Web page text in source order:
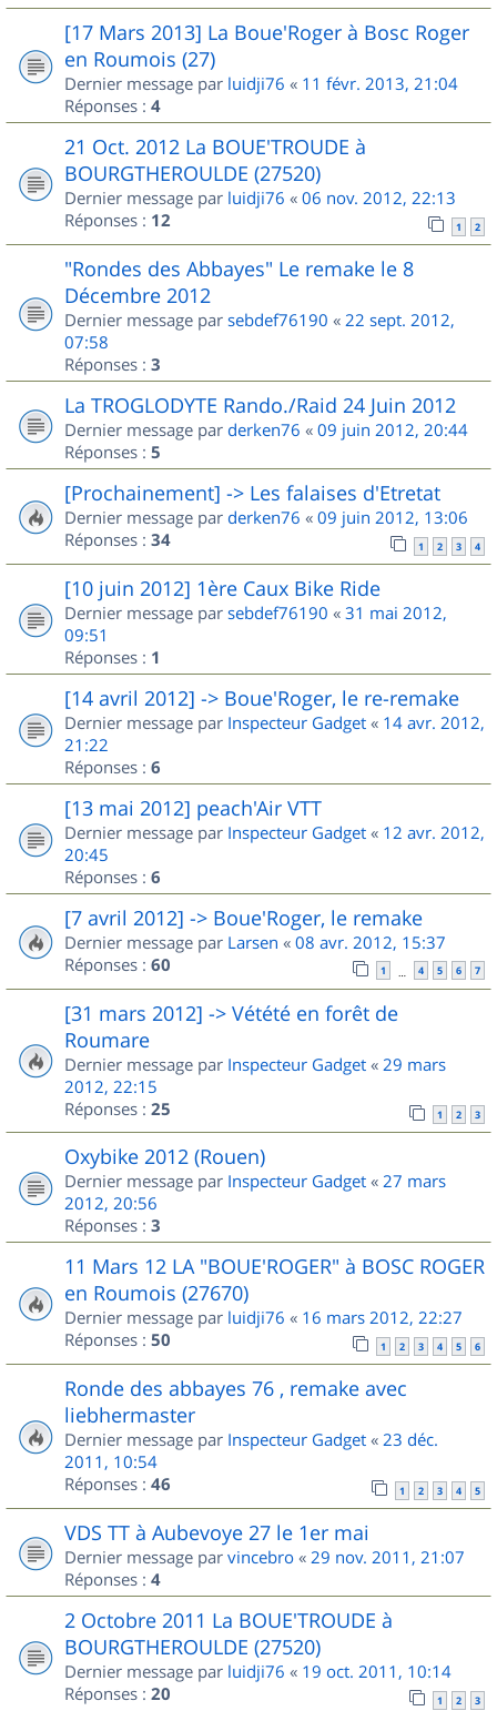
[17 Mars 2013] La Boue'Roger à Bosc Roger
en Roumois (27)
Dernier message par luidji76 « 11 févr. 2013, 21:04
Réponses : 4
21 Oct. 2012 La BOUE'TROUDE à
BOURGTHEROULDE (27520)
Dernier message par luidji76 « 06 nov. 2012, 22:13
Réponses : 12 1 2
"Rondes des Abbayes" Le remake le 8
Décembre 2012
Dernier message par sebdef76190 « 22 sept. 2012,
07:58
Réponses : 3
La TROGLODYTE Rando./Raid 24 Juin 2012
Dernier message par derken76 « 09 juin 2012, 20:44
Réponses : 5
[Prochainement] -> Les falaises d'Etretat
Dernier message par derken76 « 09 juin 2012, 13:06
Réponses : 34 1 2 3 4
[10 juin 2012] 1ère Caux Bike Ride
Dernier message par sebdef76190 « 31 mai 2012,
09:51
Réponses : 1
[14 avril 2012] -> Boue'Roger, le re-remake
Dernier message par Inspecteur Gadget « 14 avr. 2012,
21:22
Réponses : 6
[13 mai 2012] peach'Air VTT
Dernier message par Inspecteur Gadget « 12 avr. 2012,
20:45
Réponses : 6
[7 avril 2012] -> Boue'Roger, le remake
Dernier message par Larsen « 08 avr. 2012, 15:37
Réponses : 60 1 … 4 5 6 7
[31 mars 2012] -> Vétété en forêt de
Roumare
Dernier message par Inspecteur Gadget « 29 mars
2012, 22:15
Réponses : 25 1 2 3
Oxybike 2012 (Rouen)
Dernier message par Inspecteur Gadget « 27 mars
2012, 20:56
Réponses : 3
11 Mars 12 LA "BOUE'ROGER" à BOSC ROGER
en Roumois (27670)
Dernier message par luidji76 « 16 mars 2012, 22:27
Réponses : 50 1 2 3 4 5 6
Ronde des abbayes 76 , remake avec
liebhermaster
Dernier message par Inspecteur Gadget « 23 déc.
2011, 10:54
Réponses : 46 1 2 3 4 5
VDS TT à Aubevoye 27 le 1er mai
Dernier message par vincebro « 29 nov. 2011, 21:07
Réponses : 4
2 Octobre 2011 La BOUE'TROUDE à
BOURGTHEROULDE (27520)
Dernier message par luidji76 « 19 oct. 2011, 10:14
Réponses : 20 1 2 3